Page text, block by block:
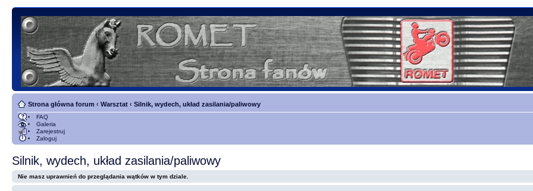
Strona główna forum ‹ Warsztat ‹ Silnik, wydech, układ zasilania/paliwowy
FAQ
Galeria
Zarejestruj
Zaloguj
Silnik, wydech, układ zasilania/paliwowy
Nie masz uprawnień do przeglądania wątków w tym dziale.